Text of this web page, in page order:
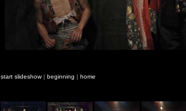
start slideshow| beginning | home